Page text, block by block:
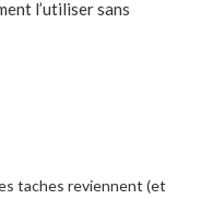
l’utiliser sans
taches reviennent (et